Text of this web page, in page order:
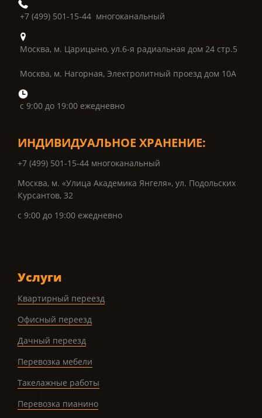
+7 (499) 501-15-44 многоканальный
Москва, м. Царицыно, ул.6-я радиальная дом 24 стр.5
Москва, м. Нагорная, Электролитный проезд дом 10А
с 9:00 до 19:00 ежедневно
ИНДИВИДУАЛЬНОЕ ХРАНЕНИЕ:
+7 (499) 501-15-44 многоканальный
Москва, м. «Улица Академика Янгеля», ул. Подольских
Курсантов, 32
с 9:00 до 19:00 ежедневно
Услуги
Квартирный переезд
Офисный переезд
Дачный переезд
Перевозка мебели
Такелажные работы
Перевозка пианино